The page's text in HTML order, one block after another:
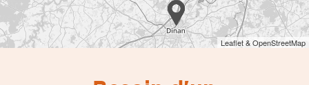
Leaflet & OpenStreetMap